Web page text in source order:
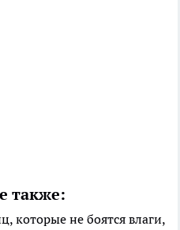
также:
которые не боятся влаги,